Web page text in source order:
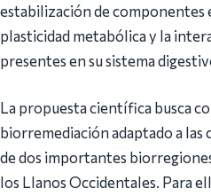
estabilización de componentes
plasticidad metabólica y la
presentes en su sistema
La propuesta científica busca
biorremediación adaptado a las
de dos importantes
los Llanos Occidentales. Para